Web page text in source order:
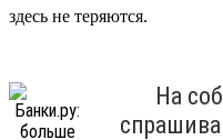
здесь не теряются.
На